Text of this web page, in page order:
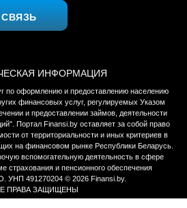
ИНФОРМАЦИЯ
по оформлению и предоставлению населению
финансовых услуг, регулируемых Указом
и предоставлении займов, деятельности
Портал Finansi.by оставляет за собой право
от территориальности и иных критериев в
на финансовом рынке Республики Беларусь.
вспомогательную деятельность в сфере
страхования и пенсионного обеспечения
УНП 491270204 © 2026 Finansi.by.
ПРАВА ЗАЩИЩЕНЫ